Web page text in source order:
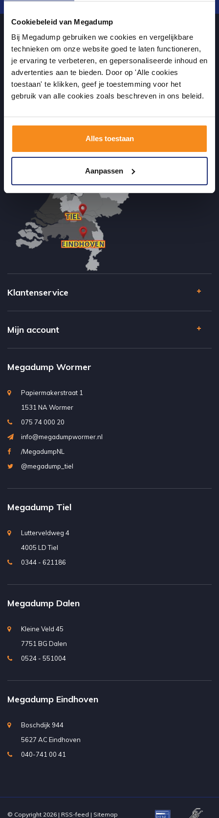
Cookiebeleid van Megadump
Bij Megadump gebruiken we cookies en vergelijkbare
technieken om onze website goed te laten functioneren,
je ervaring te verbeteren, en gepersonaliseerde inhoud en
advertenties aan te bieden. Door op 'Alle cookies
toestaan' te klikken, geef je toestemming voor het
gebruik van alle cookies zoals beschreven in ons beleid.
Alles toestaan
Aanpassen
Over ons
uw sanitairwinkel in Wormer waar u niet alleen in onze showroom
terecht kunt voor badkamertegels en sanitair, maar ook via de
Klantenservice
Mijn account
Megadump Wormer
Papiermakerstraat 1
1531 NA Wormer
075 74 000 20
info@megadumpwormer.nl
/MegadumpNL
@megadump_tiel
Megadump Tiel
Lutterveldweg 4
4005 LD Tiel
0344 - 621186
Megadump Dalen
Kleine Veld 45
7751 BG Dalen
0524 - 551004
Megadump Eindhoven
Boschdijk 944
5627 AC Eindhoven
040-741 00 41
© Copyright 2026 | RSS-feed | Sitemap